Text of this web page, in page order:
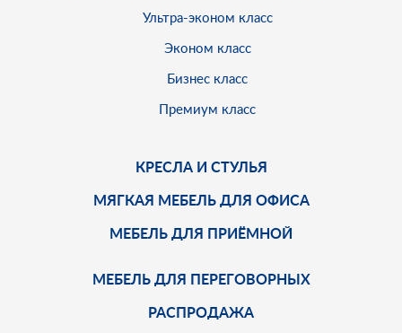
Ультра-эконом класс
Эконом класс
Бизнес класс
Премиум класс
КРЕСЛА И СТУЛЬЯ
МЯГКАЯ МЕБЕЛЬ ДЛЯ ОФИСА
МЕБЕЛЬ ДЛЯ ПРИЁМНОЙ
МЕБЕЛЬ ДЛЯ ПЕРЕГОВОРНЫХ
РАСПРОДАЖА